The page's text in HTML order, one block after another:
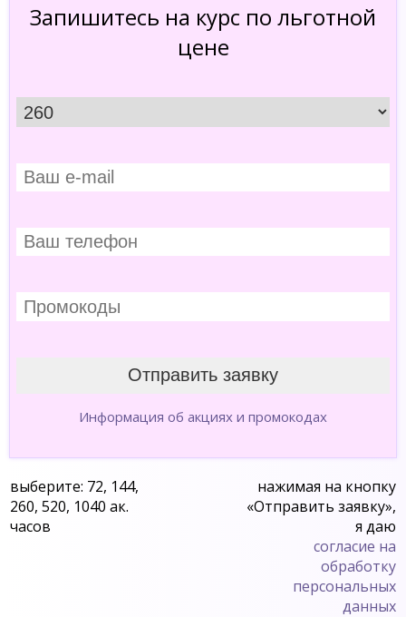
Запишитесь на курс по льготной
цене
Информация об акциях и промокодах
выберите: 72, 144,
260, 520, 1040 ак.
часов
нажимая на кнопку
«Отправить заявку»,
я даю
согласие на
обработку
персональных
данных